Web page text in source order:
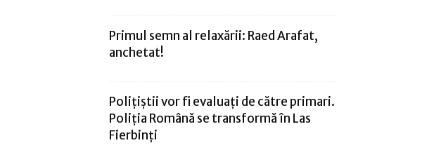
Primul semn al relaxării: Raed Arafat,
anchetat!
Polițiștii vor fi evaluați de către primari.
Poliția Română se transformă în Las
Fierbinți